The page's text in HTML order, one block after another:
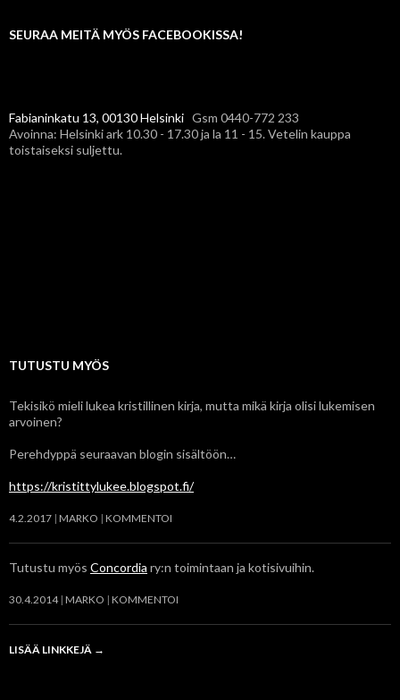
SEURAA MEITÄ MYÖS FACEBOOKISSA!
Fabianinkatu 13, 00130 Helsinki Gsm 0440-772 233
Avoinna: Helsinki ark 10.30 - 17.30 ja la 11 - 15. Vetelin kauppa
toistaiseksi suljettu.
TUTUSTU MYÖS
Tekisikö mieli lukea kristillinen kirja, mutta mikä kirja olisi lukemisen
arvoinen?
Perehdyppä seuraavan blogin sisältöön…
https://kristittylukee.blogspot.fi/
4.2.2017 MARKO KOMMENTOI
Tutustu myös Concordia ry:n toimintaan ja kotisivuihin.
30.4.2014 MARKO KOMMENTOI
LISÄÄ LINKKEJÄ →